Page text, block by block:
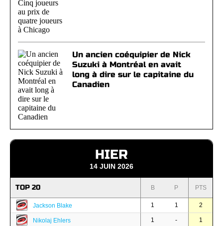
Un ancien coéquipier de Nick
Suzuki à Montréal en avait
long à dire sur le capitaine du
Canadien
HIER
14 JUIN 2026
TOP 20 B P PTS
Jackson Blake 1 1 2
Nikolaj Ehlers 1 - 1